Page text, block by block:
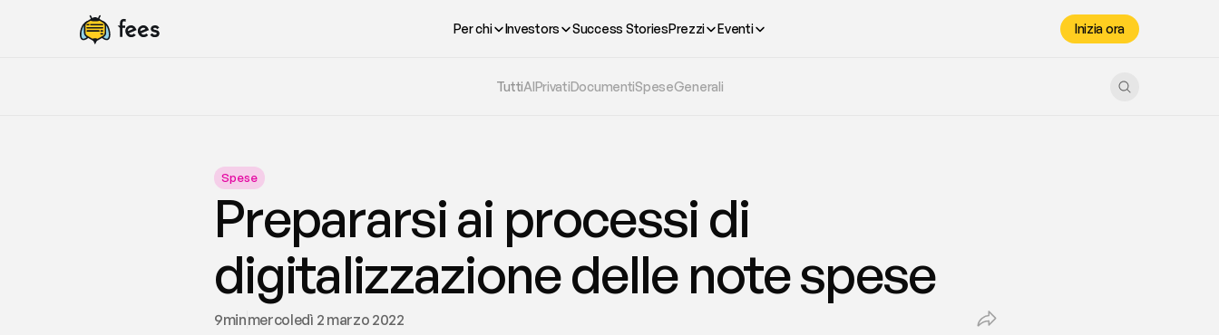
Per chi Investors Success StoriesPrezzi Eventi Inizia ora
TuttiAIPrivatiDocumentiSpeseGenerali
Spese
Prepararsi ai processi di
digitalizzazione delle note spese
9minmercoledì 2 marzo 2022